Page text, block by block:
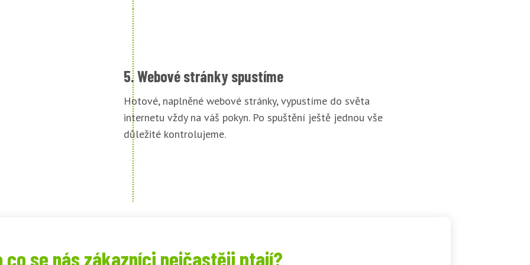
5. Webové stránky spustíme
Hotové, naplněné webové stránky, vypustíme do světa
internetu vždy na váš pokyn. Po spuštění ještě jednou vše
důležité kontrolujeme.
co se nás zákazníci nejčastěji ptají?